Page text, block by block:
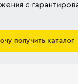
с
получить каталог